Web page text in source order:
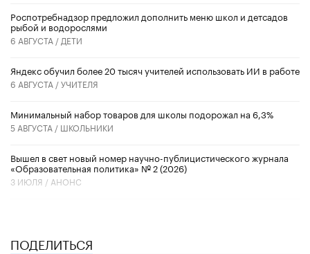
Роспотребнадзор предложил дополнить меню школ и детсадов
рыбой и водорослями
6 АВГУСТА / ДЕТИ
​Яндекс обучил более 20 тысяч учителей использовать ИИ в работе
6 АВГУСТА /УЧИТЕЛЯ
Минимальный набор товаров для школы подорожал на 6,3%
5 АВГУСТА / ШКОЛЬНИКИ
Вышел в свет новый номер научно-публицистического журнала
«Образовательная политика» № 2 (2026)
3 ИЮЛЯ / АНОНС
ПОДЕЛИТЬСЯ